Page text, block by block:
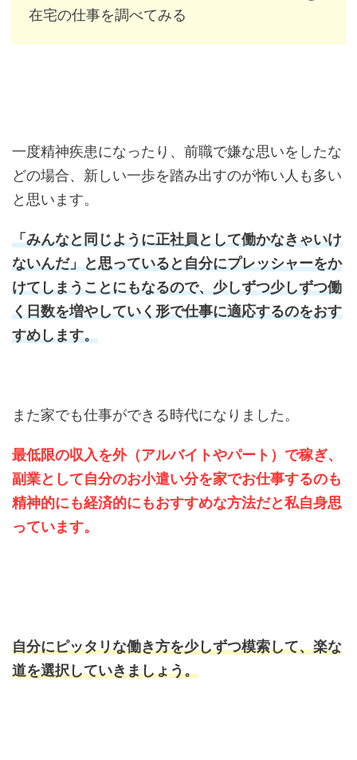
在宅の仕事を調べてみる
一度精神疾患になったり、前職で嫌な思いをしたな
どの場合、新しい一歩を踏み出すのが怖い人も多い
と思います。
「みんなと同じように正社員として働かなきゃいけ
ないんだ」と思っていると自分にプレッシャーをか
けてしまうことにもなるので、少しずつ少しずつ働
く日数を増やしていく形で仕事に適応するのをおす
すめします。
また家でも仕事ができる時代になりました。
最低限の収入を外（アルバイトやパート）で稼ぎ、
副業として自分のお小遣い分を家でお仕事するのも
精神的にも経済的にもおすすめな方法だと私自身思
っています。
自分にピッタリな働き方を少しずつ模索して、楽な
道を選択していきましょう。